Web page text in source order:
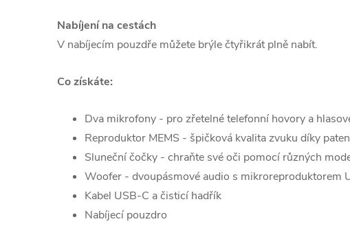
Nabíjení na cestách
V nabíjecím pouzdře můžete brýle čtyřikrát plně nabít.
Co získáte:
Dva mikrofony - pro zřetelné telefonní hovory a
Reproduktor MEMS - špičková kvalita zvuku díky
Sluneční čočky - chraňte své oči pomocí různých
Woofer - dvoupásmové audio s mikroreproduktorem
Kabel USB-C a čisticí hadřík
Nabíjecí pouzdro